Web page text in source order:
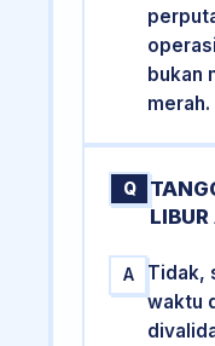
bukan
merah.
Q
A
Tidak,
waktu